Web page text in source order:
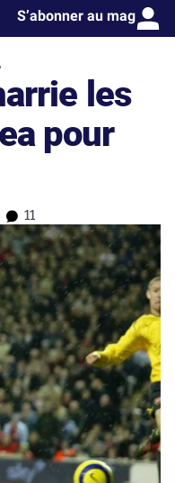
S’abonner au mag
les
pour
11